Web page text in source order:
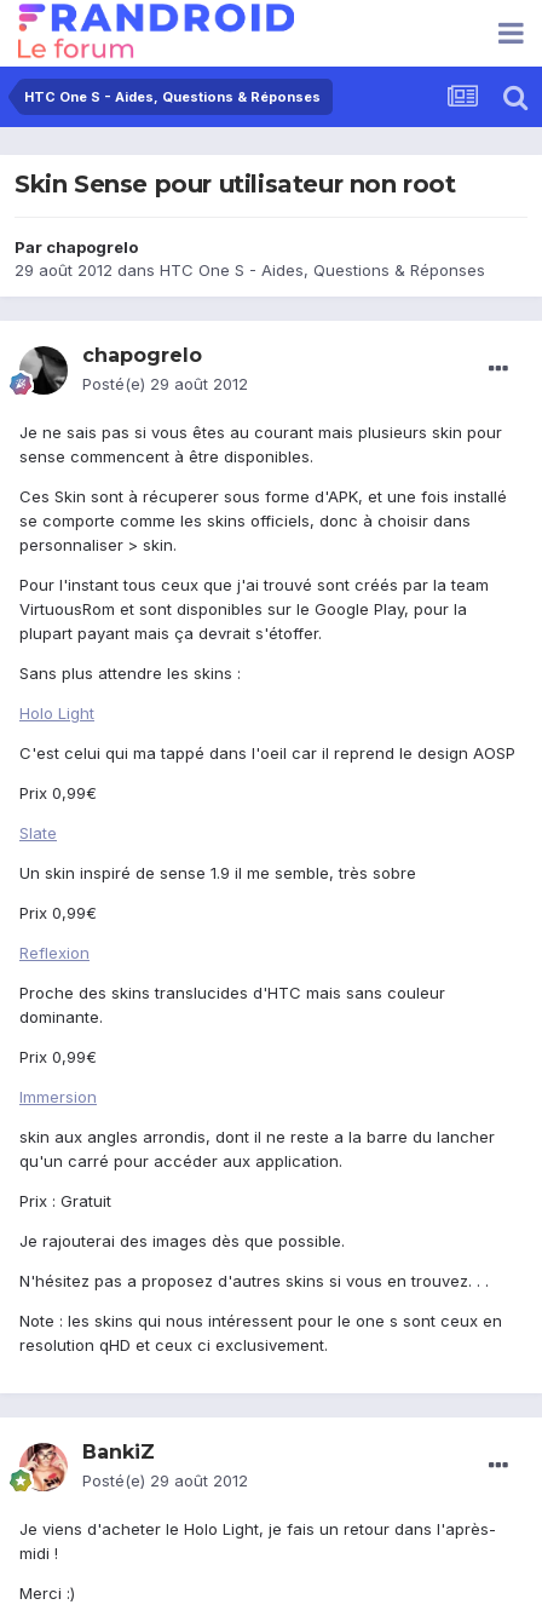
HTC One S - Aides, Questions & Réponses
Skin Sense pour utilisateur non root
Par chapogrelo
29 août 2012 dans HTC One S - Aides, Questions & Réponses
chapogrelo
Posté(e) 29 août 2012
Je ne sais pas si vous êtes au courant mais plusieurs skin pour
sense commencent à être disponibles.
Ces Skin sont à récuperer sous forme d'APK, et une fois installé
se comporte comme les skins officiels, donc à choisir dans
personnaliser > skin.
Pour l'instant tous ceux que j'ai trouvé sont créés par la team
VirtuousRom et sont disponibles sur le Google Play, pour la
plupart payant mais ça devrait s'étoffer.
Sans plus attendre les skins :
Holo Light
C'est celui qui ma tappé dans l'oeil car il reprend le design AOSP
Prix 0,99€
Slate
Un skin inspiré de sense 1.9 il me semble, très sobre
Prix 0,99€
Reflexion
Proche des skins translucides d'HTC mais sans couleur
dominante.
Prix 0,99€
Immersion
skin aux angles arrondis, dont il ne reste a la barre du lancher
qu'un carré pour accéder aux application.
Prix : Gratuit
Je rajouterai des images dès que possible.
N'hésitez pas a proposez d'autres skins si vous en trouvez. . .
Note : les skins qui nous intéressent pour le one s sont ceux en
resolution qHD et ceux ci exclusivement.
BankiZ
Posté(e) 29 août 2012
Je viens d'acheter le Holo Light, je fais un retour dans l'après-
midi !
Merci :)